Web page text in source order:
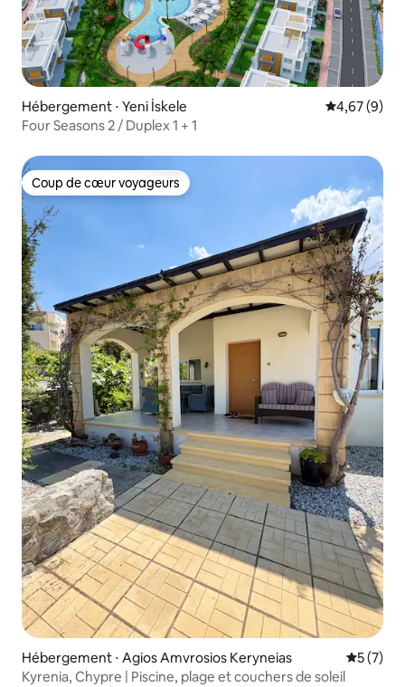
Hébergement ⋅ Yeni İskele Évaluation
4,67 (9)
Four Seasons 2 / Duplex 1 + 1
Coup de cœur voyageurs
Coup de cœur voyageurs
Hébergement ⋅ Agios Amvrosios Keryneias
5 (7)
Kyrenia, Chypre | Piscine, plage et couchers de soleil